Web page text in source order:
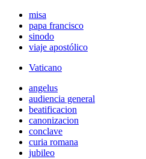
misa
papa francisco
sinodo
viaje apostólico
Vaticano
angelus
audiencia general
beatificacion
canonizacion
conclave
curia romana
jubileo